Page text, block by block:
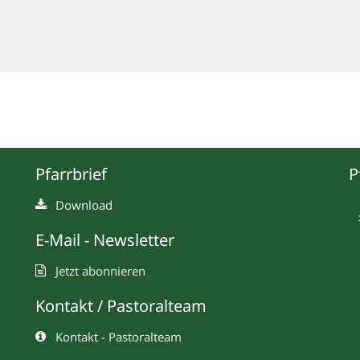
Pfarrbrief
Download
E-Mail - Newsletter
Jetzt abonnieren
Kontakt / Pastoralteam
Kontakt - Pastoralteam